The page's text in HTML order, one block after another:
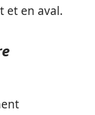
et en aval.